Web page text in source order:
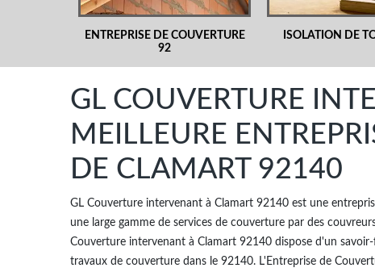
ENTREPRISE DE COUVERTURE
92
ISOLATION DE
GL COUVERTURE
MEILLEURE
DE CLAMART 92140
GL Couverture intervenant à Clamart 92140 est une
une large gamme de services de couverture par des
Couverture intervenant à Clamart 92140 dispose d'un
travaux de couverture dans le 92140. L'Entreprise de